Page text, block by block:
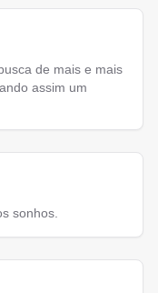
de mais e mais
assim um
sonhos.